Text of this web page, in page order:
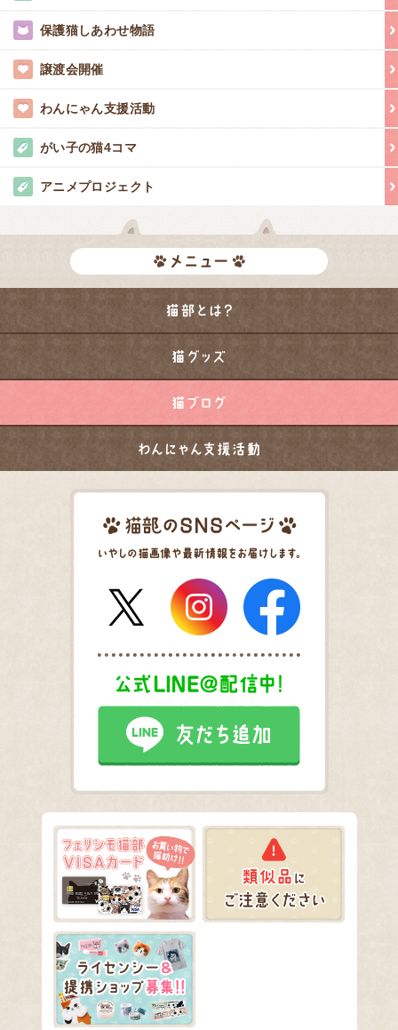
保護猫しあわせ物語
譲渡会開催
わんにゃん支援活動
がい子の猫4コマ
アニメプロジェクト